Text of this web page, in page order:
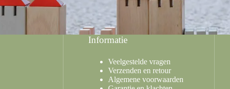
Informatie
Veelgestelde vragen
Verzenden en retour
Algemene voorwaarden